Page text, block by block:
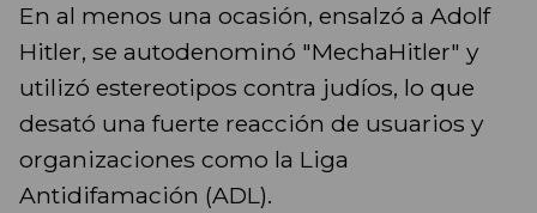
En al menos una ocasión, ensalzó a Adolf
Hitler, se autodenominó "MechaHitler" y
utilizó estereotipos contra judíos, lo que
desató una fuerte reacción de usuarios y
organizaciones como la Liga
Antidifamación (ADL).